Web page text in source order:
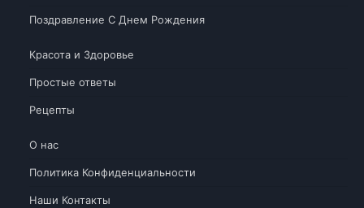
Поздравление С Днем Рождения
Красота и Здоровье
Простые ответы
Рецепты
О нас
Политика Конфиденциальности
Наши Контакты